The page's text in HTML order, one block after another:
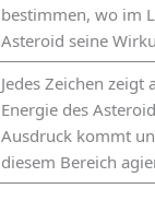
bestimmen, wo im
Asteroid seine
Jedes Zeichen zeigt
Energie des
Ausdruck kommt
diesem Bereich